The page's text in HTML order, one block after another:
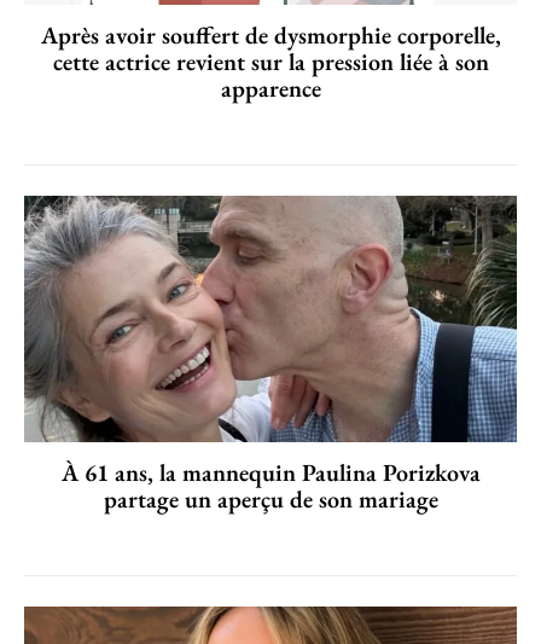
Après avoir souffert de dysmorphie corporelle,
cette actrice revient sur la pression liée à son
apparence
À 61 ans, la mannequin Paulina Porizkova
partage un aperçu de son mariage